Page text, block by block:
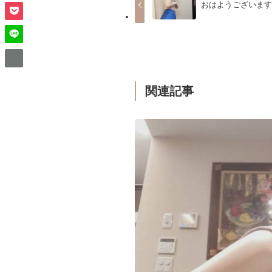
おはようございま
関連記事